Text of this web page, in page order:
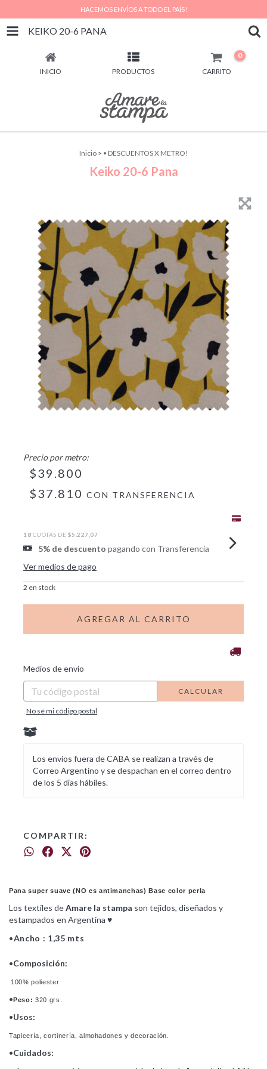
HACEMOS ENVÍOS A TODO EL PAÍS!
KEIKO 20-6 PANA
INICIO PRODUCTOS CARRITO
0
Inicio > • DESCUENTOS X METRO!
Keiko 20-6 Pana
$39.800
$37.810 CON TRANSFERENCIA
18 CUOTAS DE $5.227,07
5% de descuento pagando con Transferencia
Ver medios de pago
2 en stock
CAMBIAR CP
Medios de envío
CALCULAR
No sé mi código postal
Los envíos fuera de CABA se realizan a través de
Correo Argentino y se despachan en el correo dentro
de los 5 días hábiles.
COMPARTIR:
Pana super suave (NO es antimanchas) Base color perla
Los textiles deAmare la stampa son tejidos, diseñados y
estampados en Argentina ♥
•Ancho : 1,35 mts
•Composición:
100% poliester
•Peso: 320 grs.
•Usos:
Tapicería, cortinería, almohadones y decoración.
•Cuidados: